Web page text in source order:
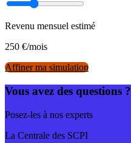
Revenu mensuel estimé
250 €/mois
Affiner ma simulation
Vous avez des questions ?
Posez-les à nos experts
La Centrale des SCPI